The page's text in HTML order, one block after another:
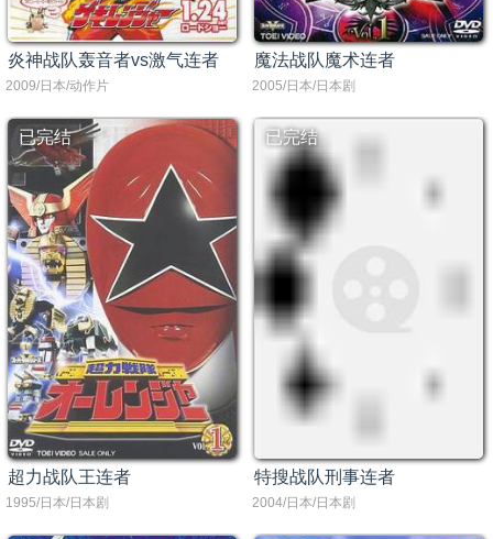
炎神战队轰音者vs激气连者
2009/日本/动作片
魔法战队魔术连者
2005/日本/日本剧
已完结
超力战队王连者
1995/日本/日本剧
已完结
特搜战队刑事连者
2004/日本/日本剧